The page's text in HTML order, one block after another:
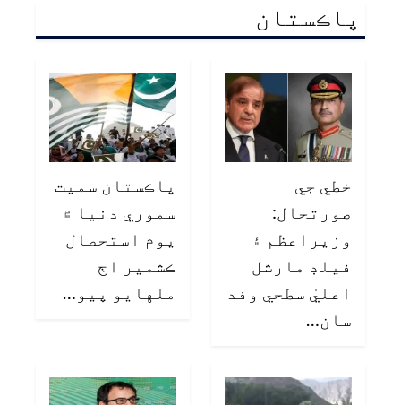
پاڪستان
خطي جي
صورتحال:
وزيراعظم ۽
فيلڊ مارشل
اعليٰ سطحي وفد
سان…
پاڪستان سميت
سموري دنيا ۾
يوم استحصال
ڪشمير اڄ
ملهايو پيو…